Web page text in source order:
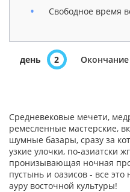
Свободное время
день 2
Средневековые мечети,
ремесленные мастерские,
шумные базары, сразу за
узкие улочки, по-азиатски
пронизывающая ночная
пустынь и оазисов - все это
ауру восточной культуры!